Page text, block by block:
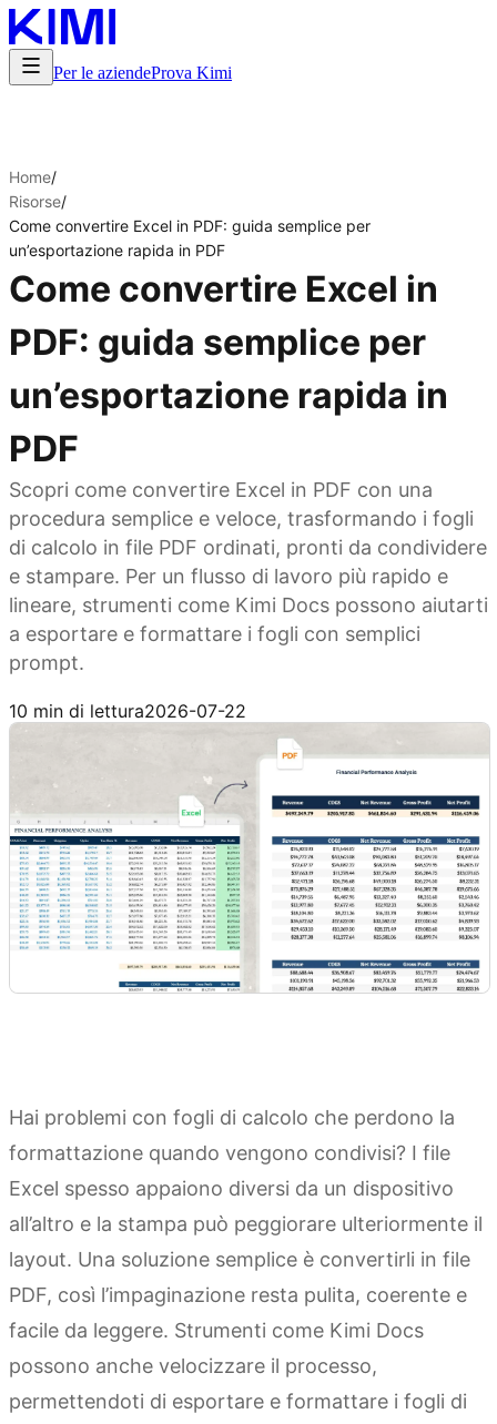
Per le aziendeProva Kimi
Home/
Risorse/
Come convertire Excel in PDF: guida semplice per
un’esportazione rapida in PDF
Come convertire Excel in
PDF: guida semplice per
un’esportazione rapida in
PDF
Scopri come convertire Excel in PDF con una
procedura semplice e veloce, trasformando i fogli
di calcolo in file PDF ordinati, pronti da condividere
e stampare. Per un flusso di lavoro più rapido e
lineare, strumenti come Kimi Docs possono aiutarti
a esportare e formattare i fogli con semplici
prompt.
10 min di lettura2026-07-22
Hai problemi con fogli di calcolo che perdono la
formattazione quando vengono condivisi? I file
Excel spesso appaiono diversi da un dispositivo
all’altro e la stampa può peggiorare ulteriormente il
layout. Una soluzione semplice è convertirli in file
PDF, così l’impaginazione resta pulita, coerente e
facile da leggere. Strumenti come Kimi Docs
possono anche velocizzare il processo,
permettendoti di esportare e formattare i fogli di